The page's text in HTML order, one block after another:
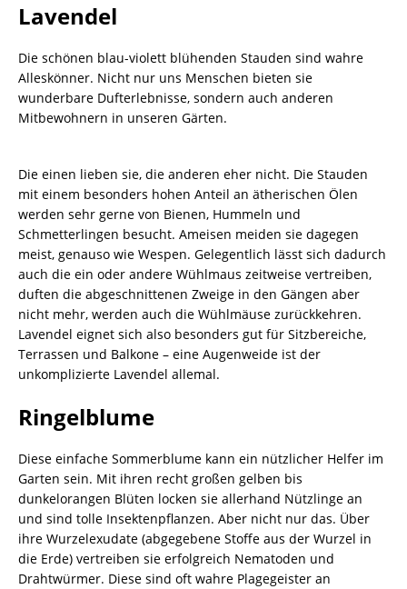
Lavendel
Die schönen blau-violett blühenden Stauden sind wahre
Alleskönner. Nicht nur uns Menschen bieten sie
wunderbare Dufterlebnisse, sondern auch anderen
Mitbewohnern in unseren Gärten.
Die einen lieben sie, die anderen eher nicht. Die Stauden
mit einem besonders hohen Anteil an ätherischen Ölen
werden sehr gerne von Bienen, Hummeln und
Schmetterlingen besucht. Ameisen meiden sie dagegen
meist, genauso wie Wespen. Gelegentlich lässt sich dadurch
auch die ein oder andere Wühlmaus zeitweise vertreiben,
duften die abgeschnittenen Zweige in den Gängen aber
nicht mehr, werden auch die Wühlmäuse zurückkehren.
Lavendel eignet sich also besonders gut für Sitzbereiche,
Terrassen und Balkone – eine Augenweide ist der
unkomplizierte Lavendel allemal.
Ringelblume
Diese einfache Sommerblume kann ein nützlicher Helfer im
Garten sein. Mit ihren recht großen gelben bis
dunkelorangen Blüten locken sie allerhand Nützlinge an
und sind tolle Insektenpflanzen. Aber nicht nur das. Über
ihre Wurzelexudate (abgegebene Stoffe aus der Wurzel in
die Erde) vertreiben sie erfolgreich Nematoden und
Drahtwürmer. Diese sind oft wahre Plagegeister an